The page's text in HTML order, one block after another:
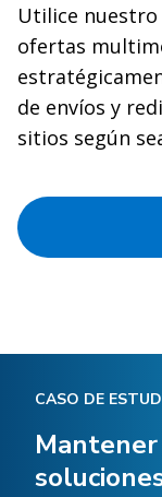
Utilice
ofertas
de envíos y
sitios según
CASO DE